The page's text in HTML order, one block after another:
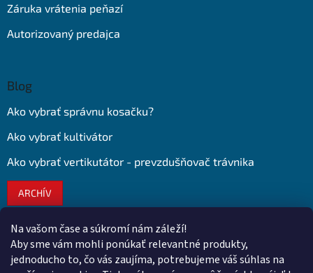
Na vašom čase a súkromí nám záleží!
Aby sme vám mohli ponúkať relevantné produkty,
jednoducho to, čo vás zaujíma, potrebujeme váš súhlas na
Záruka vrátenia peňazí
Autorizovaný predajca
Blog
Ako vybrať správnu kosačku?
Ako vybrať kultivátor
Ako vybrať vertikutátor - prevzdušňovač trávnika
ARCHÍV
Kontakt
obchod@ euroshopy.sk